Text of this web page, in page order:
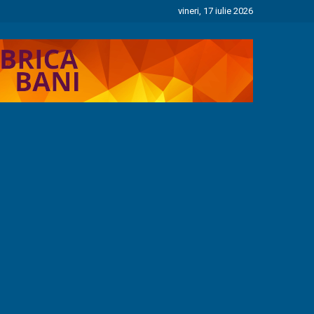
vineri, 17 iulie 2026